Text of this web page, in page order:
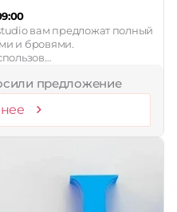
вам предложат полный
и бровями.
предложение